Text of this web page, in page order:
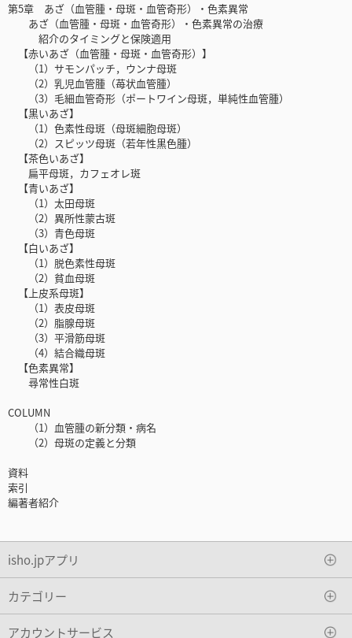
第5章 あざ（血管腫・母斑・血管奇形）・色素異常
あざ（血管腫・母斑・血管奇形）・色素異常の治療
紹介のタイミングと保険適用
【赤いあざ（血管腫・母斑・血管奇形）】
（1）サモンパッチ，ウンナ母斑
（2）乳児血管腫（苺状血管腫）
（3）毛細血管奇形（ポートワイン母斑，単純性血管腫）
【黒いあざ】
（1）色素性母斑（母斑細胞母斑）
（2）スピッツ母斑（若年性黒色腫）
【茶色いあざ】
扁平母斑，カフェオレ斑
【青いあざ】
（1）太田母斑
（2）異所性蒙古斑
（3）青色母斑
【白いあざ】
（1）脱色素性母斑
（2）貧血母斑
【上皮系母斑】
（1）表皮母斑
（2）脂腺母斑
（3）平滑筋母斑
（4）結合織母斑
【色素異常】
尋常性白斑
COLUMN
（1）血管腫の新分類・病名
（2）母斑の定義と分類
資料
索引
編著者紹介
isho.jpアプリ
カテゴリー
アカウントサービス